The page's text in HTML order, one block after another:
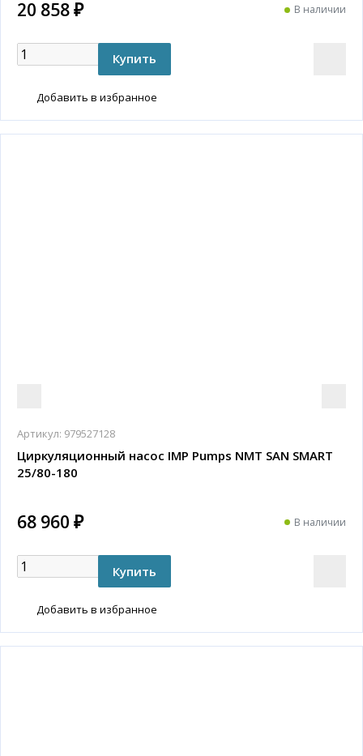
20 858 ₽ В наличии
Добавить в избранное
Артикул: 979527128
Циркуляционный насос IMP Pumps NMT SAN SMART
25/80-180
68 960 ₽ В наличии
Добавить в избранное